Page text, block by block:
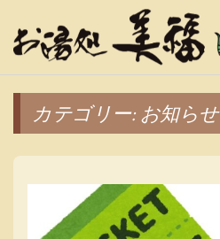
カテゴリー:お知らせ